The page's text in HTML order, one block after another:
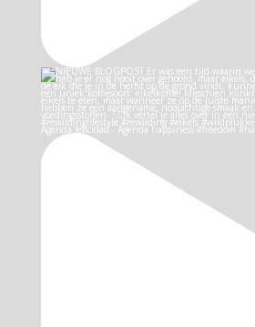
Agenda felicidad - Agenda happiness #freedom #ha